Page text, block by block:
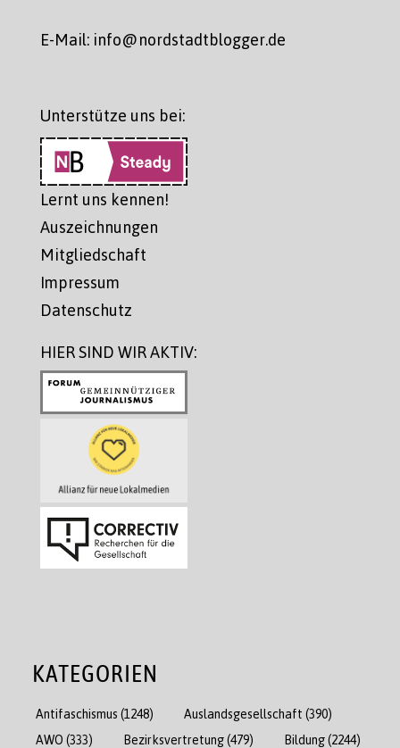
E-Mail: info@nordstadtblogger.de
Unterstütze uns bei:
Lernt uns kennen!
Auszeichnungen
Mitgliedschaft
Impressum
Datenschutz
HIER SIND WIR AKTIV:
KATEGORIEN
Antifaschismus (1248) Auslandsgesellschaft (390)
AWO (333) Bezirksvertretung(479) Bildung(2244)